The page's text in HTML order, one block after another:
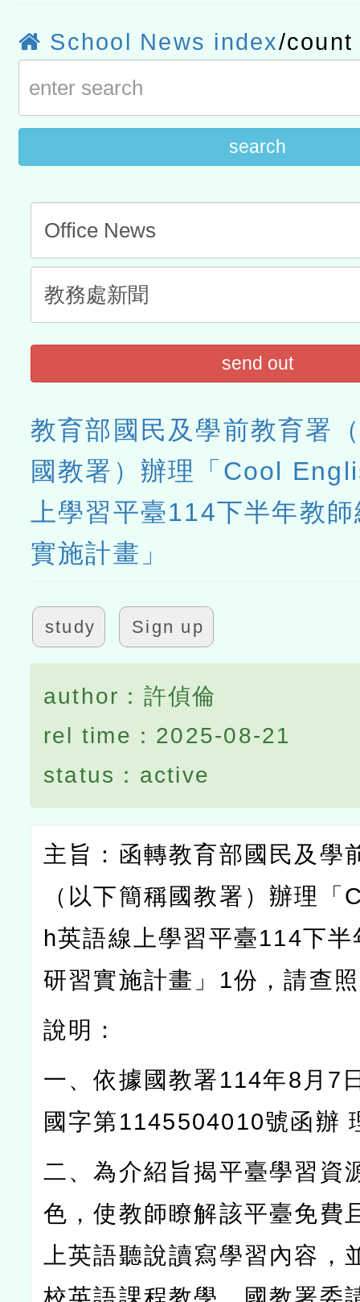
航」
School News index/count
search
send out
教育部國民及學前教育署
國教署）辦理「Cool
上學習平臺114下半年教
實施計畫」
study Sign up
author：許偵倫
rel time：2025-08-21
status：active
主旨：函轉教育部國民及學
（以下簡稱國教署）辦理「
h英語線上學習平臺114下半
研習實施計畫」 1份，請查
說明：
一、依據國教署114年8 月 7
國字第1145504010號函辦
二、為介紹旨揭平臺學習資
色，使教師瞭解該平臺免費
上英語聽說讀寫學習內容，